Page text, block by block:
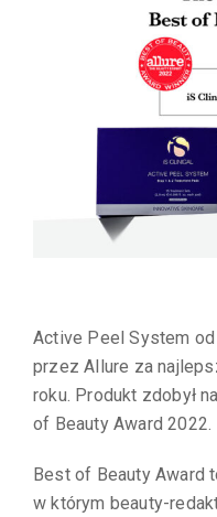
Active Peel System od
przez Allure za
roku. Produkt zdobył
of Beauty Award 2022.
Best of Beauty Award
w którym beauty-